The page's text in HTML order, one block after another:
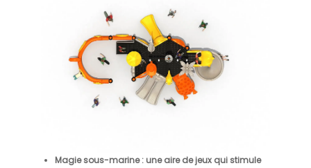
Magie sous-marine : une aire de jeux qui stimule